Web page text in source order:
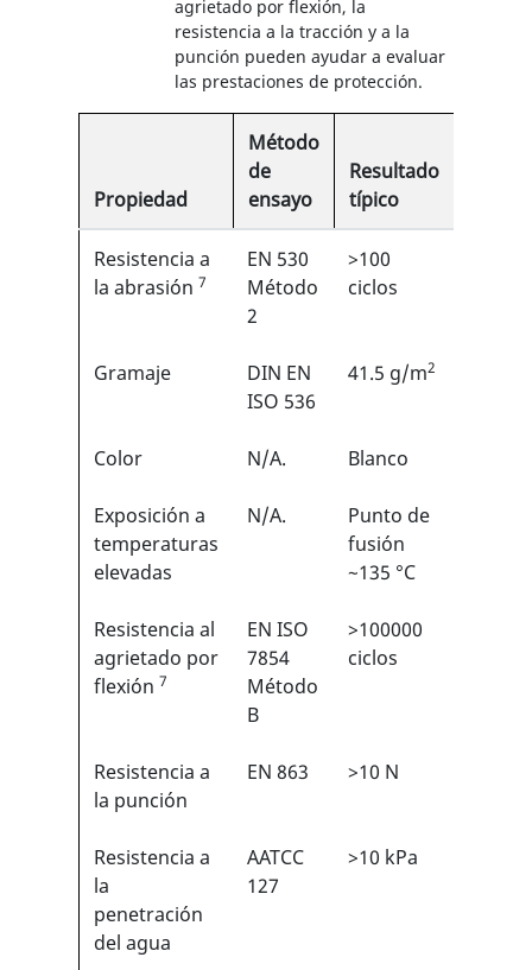
agrietado por flexión, la
resistencia a la tracción y a la
punción pueden ayudar a evaluar
las prestaciones de protección.
Propiedad
Método
de
ensayo
Resultado
típico
Resistencia a
la abrasión 7
EN 530
Método
2
>100
ciclos
Gramaje
DIN EN
ISO 536
41.5 g/m2
Color N/A. Blanco
Exposición a
temperaturas
elevadas
N/A.
Punto de
fusión
~135 °C
Resistencia al
agrietado por
flexión 7
EN ISO
7854
Método
B
>100000
ciclos
Resistencia a
la punción
EN 863 >10 N
Resistencia a
la
penetración
del agua
AATCC
127
>10 kPa